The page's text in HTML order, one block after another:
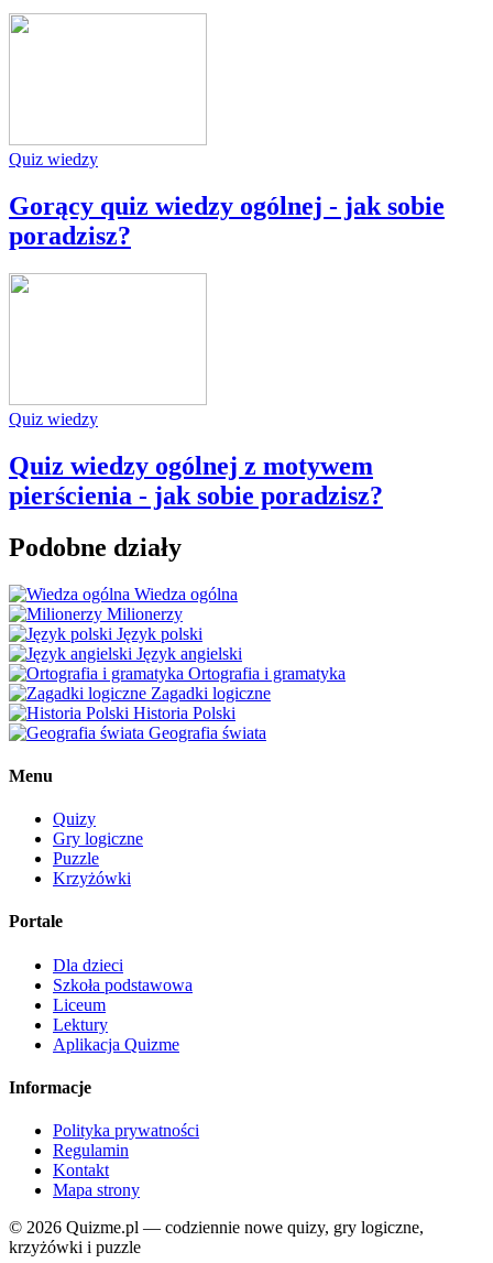
Quiz wiedzy
Gorący quiz wiedzy ogólnej - jak sobie
poradzisz?
Quiz wiedzy
Quiz wiedzy ogólnej z motywem
pierścienia - jak sobie poradzisz?
Podobne działy
Wiedza ogólna
Milionerzy
Język polski
Język angielski
Ortografia i gramatyka
Zagadki logiczne
Historia Polski
Geografia świata
Menu
Quizy
Gry logiczne
Puzzle
Krzyżówki
Portale
Dla dzieci
Szkoła podstawowa
Liceum
Lektury
Aplikacja Quizme
Informacje
Polityka prywatności
Regulamin
Kontakt
Mapa strony
© 2026 Quizme.pl — codziennie nowe quizy, gry logiczne,
krzyżówki i puzzle